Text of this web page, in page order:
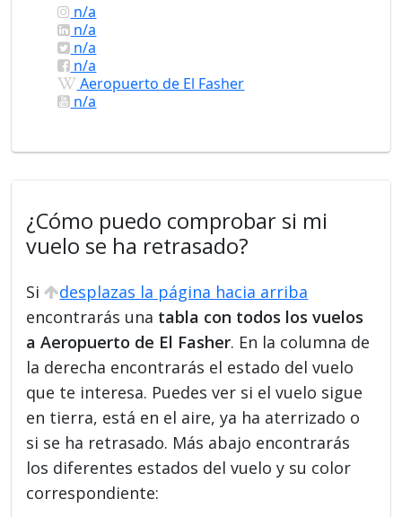
n/a
n/a
n/a
n/a
Aeropuerto de El Fasher
n/a
¿Cómo puedo comprobar si mi
vuelo se ha retrasado?
Si
desplazas la página hacia arriba
encontrarás una tabla con todos los vuelos
a Aeropuerto de El Fasher. En la columna de
la derecha encontrarás el estado del vuelo
que te interesa. Puedes ver si el vuelo sigue
en tierra, está en el aire, ya ha aterrizado o
si se ha retrasado. Más abajo encontrarás
los diferentes estados del vuelo y su color
correspondiente: